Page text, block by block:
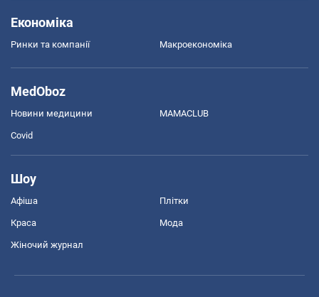
Економіка
Ринки та компанії Макроекономіка
MedOboz
Новини медицини MAMACLUB
Covid
Шоу
Афіша Плітки
Краса Мода
Жіночий журнал